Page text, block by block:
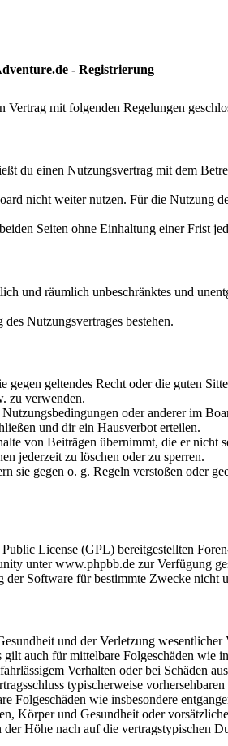
- Registrierung
mit folgenden Regelungen
du einen Nutzungsvertrag mit dem
nicht weiter nutzen. Für die Nutzung
Seiten ohne Einhaltung einer Frist
und räumlich unbeschränktes und
Nutzungsvertrages bestehen.
geltendes Recht oder die guten
zu verwenden.
oder anderer im
und dir ein Hausverbot erteilen.
von Beiträgen übernimmt, die er nicht
jederzeit zu löschen oder zu sperren.
sie gegen o. g. Regeln verstoßen oder
License (GPL) bereitgestellten
unter www.phpbb.de zur Verfügung
Software für bestimmte Zwecke nicht
und der Verletzung
auch für mittelbare Folgeschäden wie
Verhalten oder bei Schäden
typischerweise
Folgeschäden wie insbesondere
Körper und Gesundheit oder
Höhe nach auf die vertragstypischen